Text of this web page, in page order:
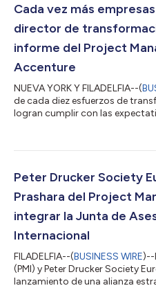
Cada vez más
director de
informe del Project
Accenture
NUEVA YORK Y FILADELFIA--(
de cada diez esfuerzos de
logran cumplir con las
transformación, según un
colaboración con Accenture
de transformación: por qué son
Peter Drucker Society
Prashara del Project
integrar la Junta de
Internacional
FILADELFIA--(BUSINESS WIRE)--
(PMI) y Peter Drucker Society
lanzamiento de una alianza